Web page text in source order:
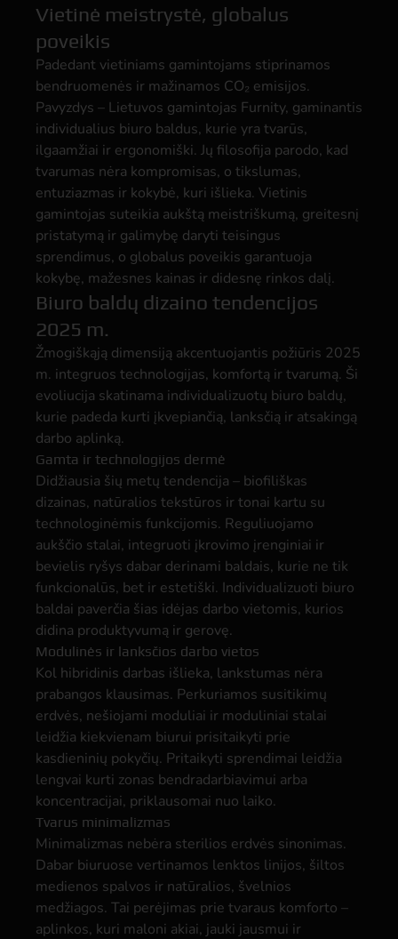
Vietinė meistrystė, globalus
poveikis
Padedant vietiniams gamintojams stiprinamos
bendruomenės ir mažinamos CO₂ emisijos.
Pavyzdys – Lietuvos gamintojas Furnity, gaminantis
individualius biuro baldus, kurie yra tvarūs,
ilgaamžiai ir ergonomiški. Jų filosofija parodo, kad
tvarumas nėra kompromisas, o tikslumas,
entuziazmas ir kokybė, kuri išlieka. Vietinis
gamintojas suteikia aukštą meistriškumą, greitesnį
pristatymą ir galimybę daryti teisingus
sprendimus, o globalus poveikis garantuoja
kokybę, mažesnes kainas ir didesnę rinkos dalį.
Biuro baldų dizaino tendencijos
2025 m.
Žmogiškąją dimensiją akcentuojantis požiūris 2025
m. integruos technologijas, komfortą ir tvarumą. Ši
evoliucija skatinama individualizuotų biuro baldų,
kurie padeda kurti įkvepiančią, lanksčią ir atsakingą
darbo aplinką.
Gamta ir technologijos dermė
Didžiausia šių metų tendencija – biofiliškas
dizainas, natūralios tekstūros ir tonai kartu su
technologinėmis funkcijomis. Reguliuojamo
aukščio stalai, integruoti įkrovimo įrenginiai ir
bevielis ryšys dabar derinami baldais, kurie ne tik
funkcionalūs, bet ir estetiški. Individualizuoti biuro
baldai paverčia šias idėjas darbo vietomis, kurios
didina produktyvumą ir gerovę.
Modulinės ir lanksčios darbo vietos
Kol hibridinis darbas išlieka, lankstumas nėra
prabangos klausimas. Perkuriamos susitikimų
erdvės, nešiojami moduliai ir moduliniai stalai
leidžia kiekvienam biurui prisitaikyti prie
kasdieninių pokyčių. Pritaikyti sprendimai leidžia
lengvai kurti zonas bendradarbiavimui arba
koncentracijai, priklausomai nuo laiko.
Tvarus minimalizmas
Minimalizmas nebėra sterilios erdvės sinonimas.
Dabar biuruose vertinamos lenktos linijos, šiltos
medienos spalvos ir natūralios, švelnios
medžiagos. Tai perėjimas prie tvaraus komforto –
aplinkos, kuri maloni akiai, jauki jausmui ir